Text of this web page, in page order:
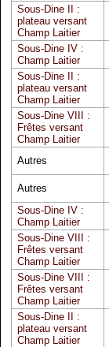
Sous-Dine II :
plateau versant
Champ Laitier
Sous-Dine IV :
Champ Laitier
Sous-Dine II :
plateau versant
Champ Laitier
Sous-Dine VIII :
Frêtes versant
Champ Laitier
Autres
Autres
Sous-Dine IV :
Champ Laitier
Sous-Dine VIII :
Frêtes versant
Champ Laitier
Sous-Dine VIII :
Frêtes versant
Champ Laitier
Sous-Dine II :
plateau versant
Champ Laitier